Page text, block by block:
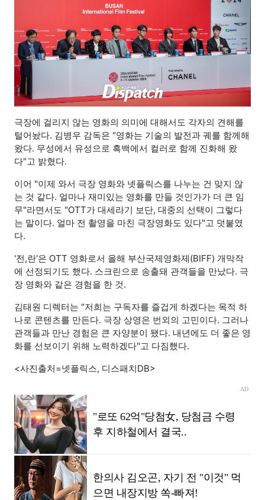
극장에 걸리지 않는 영화의 의미에 대해서도 각자의 견해를
털어놨다. 김병우 감독은 "영화는 기술의 발전과 궤를 함께해
왔다. 무성에서 유성으로 흑백에서 컬러로 함께 진화해 왔
다"고 밝혔다.
이어 "이제 와서 극장 영화와 넷플릭스를 나누는 건 맞지 않
는 것 같다. 얼마나 재미있는 영화를 만들 것인가가 더 큰 임
무"라면서도 "OTT가 대세라기 보단, 대중의 선택이 그렇다
는 말이다. 얼마 전 촬영을 마친 극장영화도 있다"고 덧붙였
다.
'전,란'은 OTT 영화로서 올해 부산국제영화제(BIFF) 개막작
에 선정되기도 했다. 스크린으로 송출돼 관객들을 만났다. 극
장 영화와 같은 경험을 한 것.
김태원 디렉터는 "저희는 구독자를 즐겁게 하겠다는 목적 하
나로 콘텐츠를 만든다. 극장 상영은 번외의 고민이다. 그러나
관객들과 만난 경험은 큰 자양분이 됐다. 내년에도 더 좋은 영
화를 선보이기 위해 노력하겠다"고 다짐했다.
<사진출처=넷플릭스, 디스패치DB>